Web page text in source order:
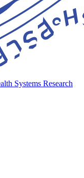
Systems Research